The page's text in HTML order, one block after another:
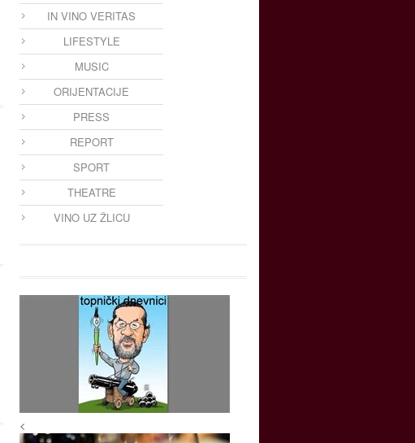
IN VINO VERITAS
LIFESTYLE
MUSIC
ORIJENTACIJE
PRESS
REPORT
SPORT
THEATRE
VINO UZ ŽLICU
<